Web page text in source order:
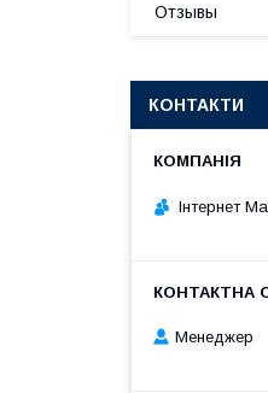
Отзывы
КОНТАКТИ
Інтернет
Менеджер